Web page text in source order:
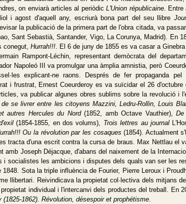
on enviarà articles al periòdicL'Union républicaine. Entre
i agost d'aquell any, escriurà bona part del seu llibre
la publicació de la primera part de l'obra citada, va
Sant Sebastià, Santander, Vigo, La Corunya, Madrid). En
conegut, Hurrah!!!. El 6 de juny de 1855 es va casar a
Rampont-Léchin, representant demòcrata del
Napoleó III va promulgar una àmplia amnistia, però
explicant-ne raons. Després de fer propaganda pel
i frustrat, Ernest Coeurderoy es va suïcidar el 26 d'octubre
va publicar algunes obres sublims sobre la revolució i
se livrer entre les citoyens Mazzini, Ledru-Rollin, Louis
autres Hercules du Nord(1852, amb Octave Vauthier),
(1854-1855, en dos volums), Trois lettres au journal
Ou la révolution par les cosaques (1854). Actualment
tracta d'una escrit contra la cursa de braus. Max Nettlau el
amb Joseph Déjacque, d'abans del naixement de la
i socialistes les ambicions i disputes dels quals van ser les
Sota la triple influència de Fourier, Pierre Leroux i
llibertari. Reivindicava la propietat col·lectiva dels mitjans
individual i l'intercanvi dels productes del treball. En
(1825-1862). Révolution, désespoir et prophétisme.